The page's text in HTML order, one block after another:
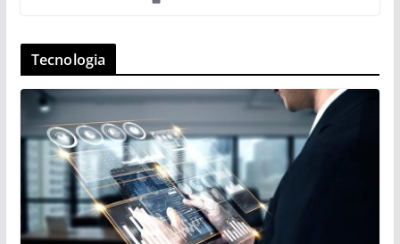
Tecnologia